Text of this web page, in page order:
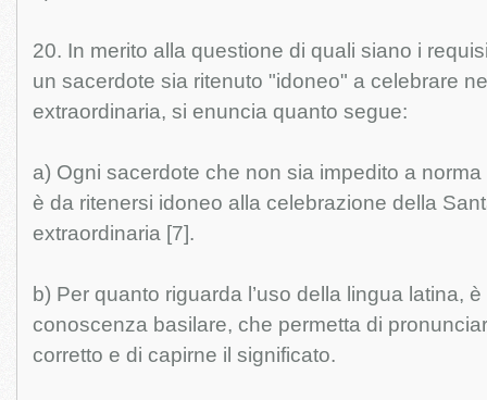
20. In merito alla questione di quali siano i
un sacerdote sia ritenuto "idoneo" a celebrare
extraordinaria, si enuncia quanto segue:
a) Ogni sacerdote che non sia impedito a
è da ritenersi idoneo alla celebrazione della
extraordinaria [7].
b) Per quanto riguarda l’uso della lingua latina,
conoscenza basilare, che permetta di
corretto e di capirne il significato.